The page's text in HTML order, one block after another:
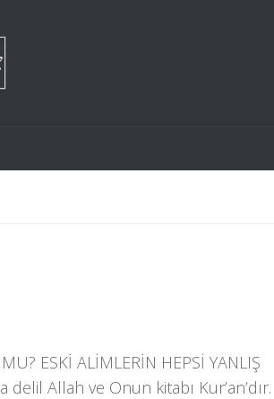
ESKİ ALİMLERİN HEPSİ YANLIŞ
delil Allah ve Onun kitabı Kur’an’dır.